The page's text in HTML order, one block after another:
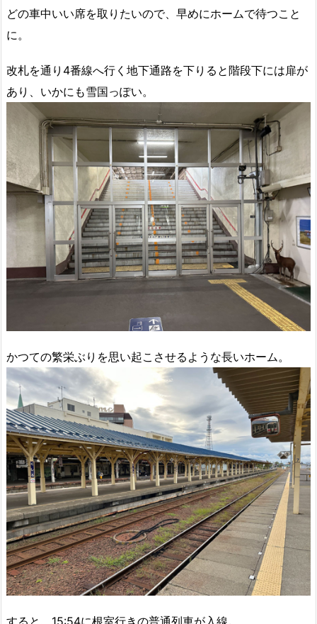
どの車中いい席を取りたいので、早めにホームで待つこと
に。
改札を通り4番線へ行く地下通路を下りると階段下には扉が
あり、いかにも雪国っぽい。
かつての繁栄ぶりを思い起こさせるような長いホーム。
すると、15:54に根室行きの普通列車が入線。